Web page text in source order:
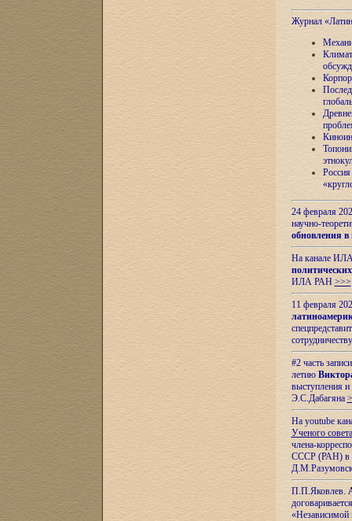
Журнал
24 февраля
научно-
обновления в
На канале
ИЛА РАН >>>
11 февраля
#2 часть
летию
выступления
Э.С.Дабагяна
На youtube
Ученого
члена-
СССР (РАН) в
П.П.Яковлев.
«Независимой